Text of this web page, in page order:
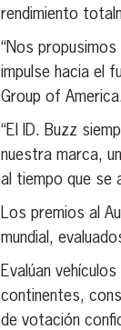
rendimiento
“Nos
impulse hacia el
Group of
“El ID. Buzz
nuestra marca,
al tiempo que se
Los premios al
mundial,
Evalúan
continentes,
de votación